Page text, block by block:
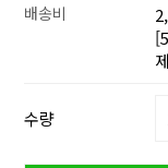
배송비
수량